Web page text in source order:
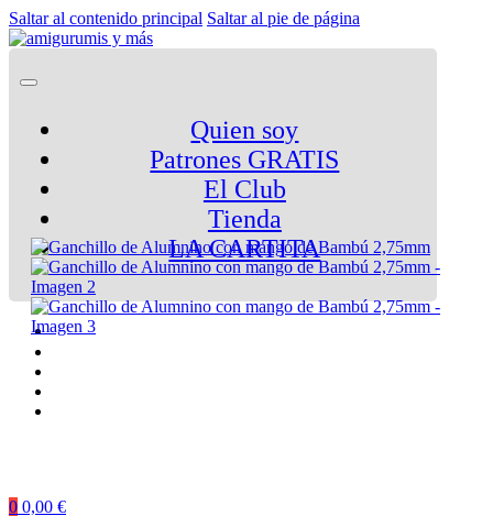
Saltar al contenido principal Saltar al pie de página
Quien soy
Patrones GRATIS
El Club
Tienda
LA CARTITA
0 0,00 €